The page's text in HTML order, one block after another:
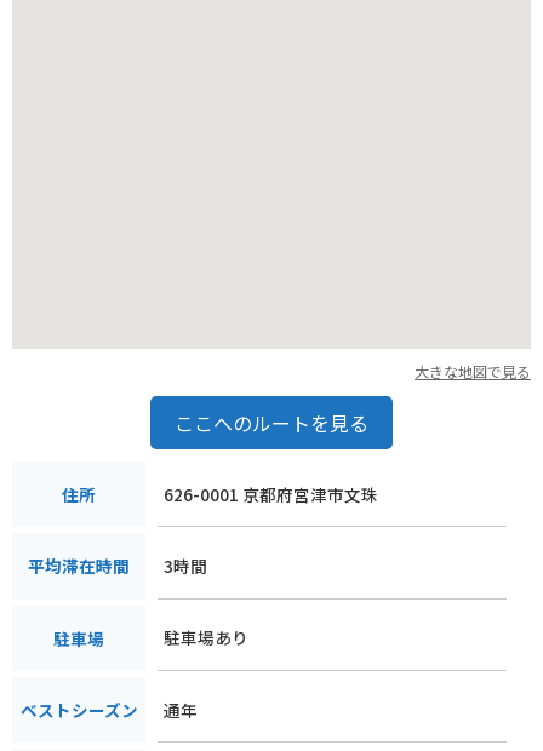
大きな地図で見る
ここへのルートを見る
住所 626-0001 京都府宮津市文珠
平均滞在時間 3時間
駐車場 駐車場あり
ベストシーズン 通年